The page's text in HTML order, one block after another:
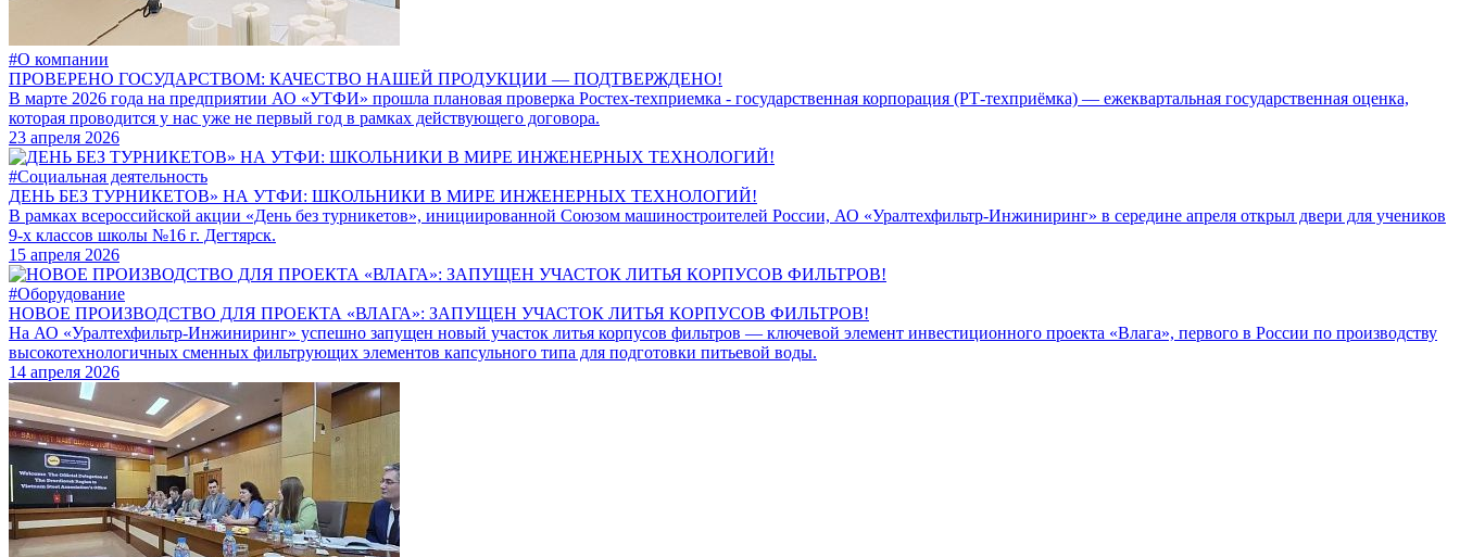
#О компании
ПРОВЕРЕНО ГОСУДАРСТВОМ: КАЧЕСТВО НАШЕЙ ПРОДУКЦИИ — ПОДТВЕРЖДЕНО!
В марте 2026 года на предприятии АО «УТФИ» прошла плановая проверка Ростех-техприемка - государственная корпорация (РТ-техприёмка) — ежеквартальная государственная оценка,
которая проводится у нас уже не первый год в рамках действующего договора.
23 апреля 2026
#Социальная деятельность
ДЕНЬ БЕЗ ТУРНИКЕТОВ» НА УТФИ: ШКОЛЬНИКИ В МИРЕ ИНЖЕНЕРНЫХ ТЕХНОЛОГИЙ!
В рамках всероссийской акции «День без турникетов», инициированной Союзом машиностроителей России, АО «Уралтехфильтр-Инжиниринг» в середине апреля открыл двери для учеников
9-х классов школы №16 г. Дегтярск.
15 апреля 2026
#Оборудование
НОВОЕ ПРОИЗВОДСТВО ДЛЯ ПРОЕКТА «ВЛАГА»: ЗАПУЩЕН УЧАСТОК ЛИТЬЯ КОРПУСОВ ФИЛЬТРОВ!
На АО «Уралтехфильтр-Инжиниринг» успешно запущен новый участок литья корпусов фильтров — ключевой элемент инвестиционного проекта «Влага», первого в России по производству
высокотехнологичных сменных фильтрующих элементов капсульного типа для подготовки питьевой воды.
14 апреля 2026